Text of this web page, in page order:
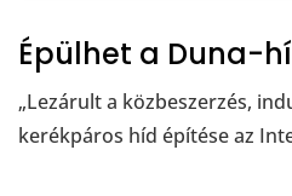
Épülhet a Duna-
„Lezárult a közbeszerzés,
kerékpáros híd építése az